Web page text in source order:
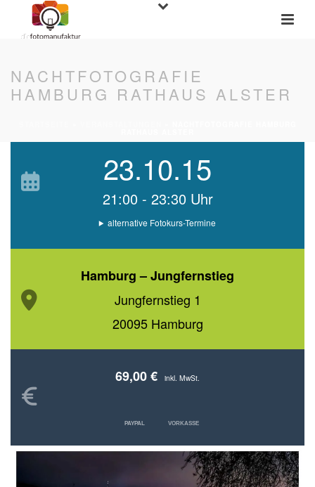
NACHTFOTOGRAFIE
HAMBURG RATHAUS ALSTER
23.10.15
21:00 - 23:30 Uhr
alternative Fotokurs-Termine
Hamburg – Jungfernstieg
Jungfernstieg 1
20095 Hamburg
69,00 € inkl. MwSt.
PAYPAL VORKASSE